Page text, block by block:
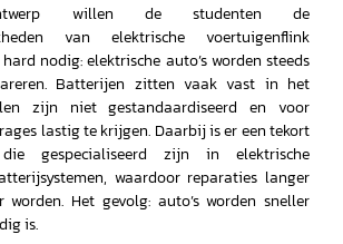
willen de studenten de
van elektrische voertuigenflink
nodig: elektrische auto’s worden steeds
Batterijen zitten vaak vast in het
zijn niet gestandaardiseerd en voor
lastig te krijgen. Daarbij is er een tekort
gespecialiseerd zijn in elektrische
waardoor reparaties langer
Het gevolg: auto’s worden sneller
is.